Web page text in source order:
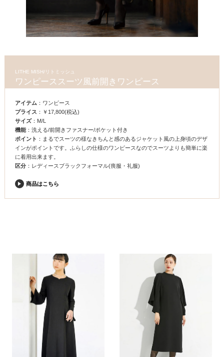
LITHE MISH/リトミッシュ
ワンピーススーツ風前開きワンピース
アイテム ：ワンピース
プライス ：￥17,800(税込)
サイズ：M/L
機能：洗える/前開きファスナー/ポケット付き
ポイント ：まるでスーツの様なきちんと感のあるジャケット風の上身頃のデザ
インがポイントです。ふらしの仕様のワンピースなのでスーツよりも簡単に楽
に着用出来ます。
区分：レディースブラックフォーマル(喪服・礼服)
商品はこちら